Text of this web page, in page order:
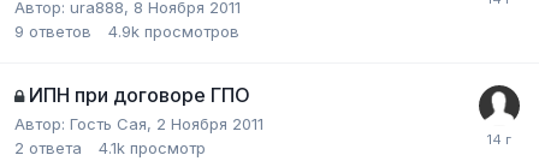
Автор: ura888, 8 Ноября 2011
9 ответов 4.9k просмотров
ИПН при договоре ГПО
Автор: Гость Сая, 2 Ноября 2011
2 ответа 4.1k просмотр